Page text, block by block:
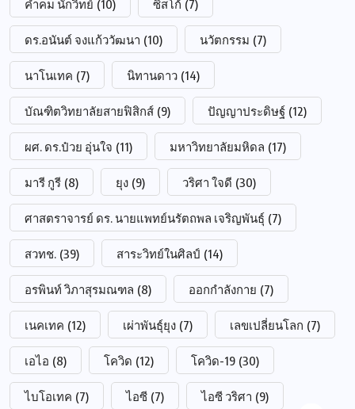
คำคม นักวิทย์ (10) ซิสโก้ (7)
ดร.อนันต์ จงแก้ววัฒนา (10) นวัตกรรม (7)
นาโนเทค (7) นิทานดาว (14)
บัณฑิตวิทยาลัยสายฟิสิกส์ (9) ปัญญาประดิษฐ์ (12)
ผศ. ดร.ป๋วย อุ่นใจ (11) มหาวิทยาลัยมหิดล (17)
มารี กูรี (8) ยุง (9) วริศา ใจดี (30)
ศาสตราจารย์ ดร. นายแพทย์นรัตถพล เจริญพันธุ์ (7)
สวทช. (39) สาระวิทย์ในศิลป์ (14)
อรพินท์ วิภาสุรมณฑล (8) ออกกำลังกาย (7)
เนคเทค (12) เผ่าพันธุ์ยุง (7) เลขเปลี่ยนโลก (7)
เอไอ (8) โควิด (12) โควิด-19 (30)
ไบโอเทค (7) ไอซี (7) ไอซี วริศา (9)